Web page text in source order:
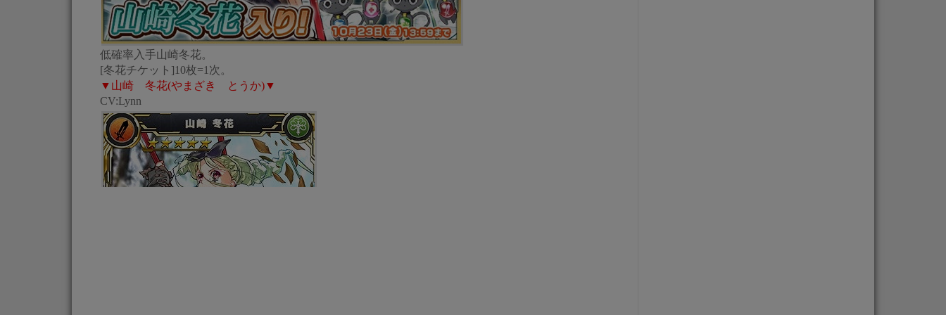
低確率入手山崎冬花。
[冬花チケット]10枚=1次。
▼山崎 冬花(やまざき とうか)▼
CV:Lynn